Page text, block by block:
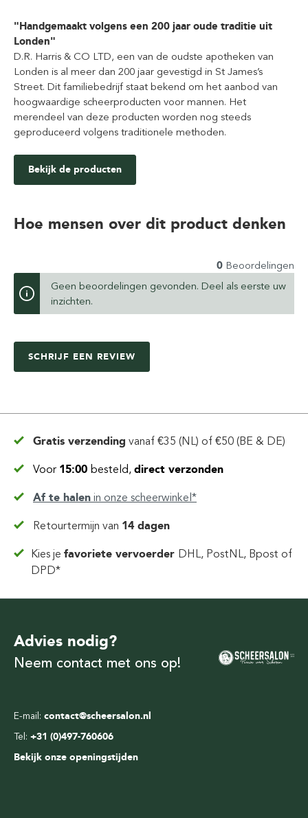
"Handgemaakt volgens een 200 jaar oude traditie uit
Londen"
D.R. Harris & CO LTD, een van de oudste apotheken van
Londen is al meer dan 200 jaar gevestigd in St James’s
Street. Dit familiebedrijf staat bekend om het aanbod van
hoogwaardige scheerproducten voor mannen. Het
merendeel van deze producten worden nog steeds
geproduceerd volgens traditionele methoden.
Bekijk de producten
Hoe mensen over dit product denken
0 Beoordelingen
Geen beoordelingen gevonden. Deel als eerste uw
inzichten.
SCHRIJF EEN REVIEW
Gratis verzending vanaf €35 (NL) of €50 (BE & DE)
Voor 15:00 besteld, direct verzonden
Af te halen in onze scheerwinkel*
Retourtermijn van 14 dagen
Kies jefavoriete vervoerder DHL, PostNL, Bpost of
DPD*
E-mail: contact@scheersalon.nl
Tel: +31 (0)497-760606
Bekijk onze openingstijden
Advies nodig?
Neem contact met ons op!